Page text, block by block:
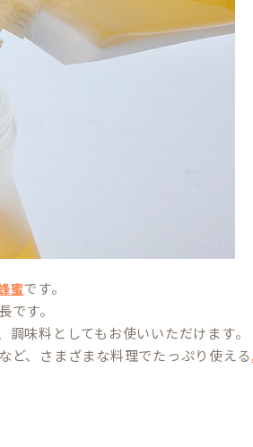
蜜です。
です。
味料としてもお使いいただけます。
ど、さまざまな料理でたっぷり使える